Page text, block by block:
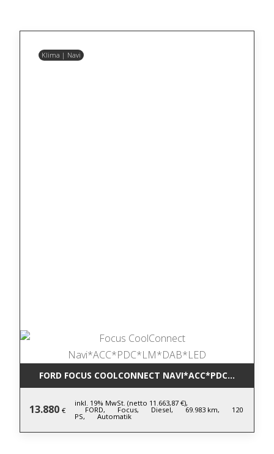
Klima | Navi
FORD FOCUS COOLCONNECT
13.880 €
inkl. 19% MwSt. (netto 11.663,87 €),
FORD, Focus, Diesel, 69.983 km, 120
PS, Automatik